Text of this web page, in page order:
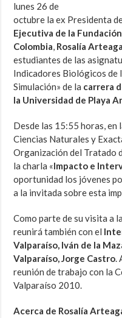
lunes 26 de
octubre la ex Presidenta
Ejecutiva de la
Colombia, Rosalía
estudiantes de las
Indicadores Biológicos de
Simulación» de la carrera
la Universidad de Playa
Desde las 15:55 horas, en
Ciencias Naturales y
Organización del Tratado
la charla «Impacto e
oportunidad los jóvenes
a la invitada sobre esta
Como parte de su visita a
reunirá también con el
Valparaíso, Iván de la
Valparaíso, Jorge Castro.
reunión de trabajo con la
Valparaíso 2010.
Acerca de Rosalía